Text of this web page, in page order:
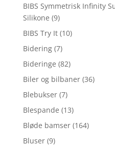
BIBS Symmetrisk Infinity
Silikone (9)
BIBS Try It (10)
Bidering (7)
Bideringe (82)
Biler og bilbaner (36)
Blebukser (7)
Blespande (13)
Bløde bamser (164)
Bluser (9)